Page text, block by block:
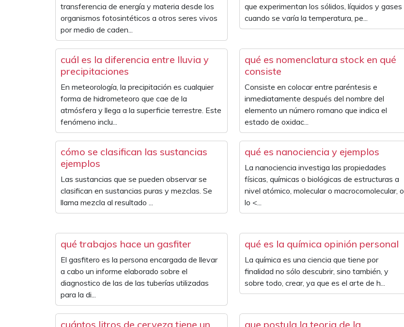
transferencia de energía y materia desde los
organismos fotosintéticos a otros seres vivos
por medio de caden...
que experimentan los sólidos, líquidos y gases
cuando se varía la temperatura, pe...
cuál es la diferencia entre lluvia y
precipitaciones
En meteorología, la precipitación es cualquier
forma de hidrometeoro que cae de la
atmósfera y llega a la superficie terrestre. Este
fenómeno inclu...
qué es nomenclatura stock en qué
consiste
Consiste en colocar entre paréntesis e
inmediatamente después del nombre del
elemento un número romano que indica el
estado de oxidac...
cómo se clasifican las sustancias
ejemplos
Las sustancias que se pueden observar se
clasifican en sustancias puras y mezclas. Se
llama mezcla al resultado ...
qué es nanociencia y ejemplos
La nanociencia investiga las propiedades
físicas, químicas o biológicas de estructuras a
nivel atómico, molecular o macrocomolecular, o
lo <...
qué trabajos hace un gasfiter
El gasfitero es la persona encargada de llevar
a cabo un informe elaborado sobre el
diagnostico de las de las tuberías utilizadas
para la di...
qué es la química opinión personal
La química es una ciencia que tiene por
finalidad no sólo descubrir, sino también, y
sobre todo, crear, ya que es el arte de h...
cuántos litros de cerveza tiene un que postula la teoria de la